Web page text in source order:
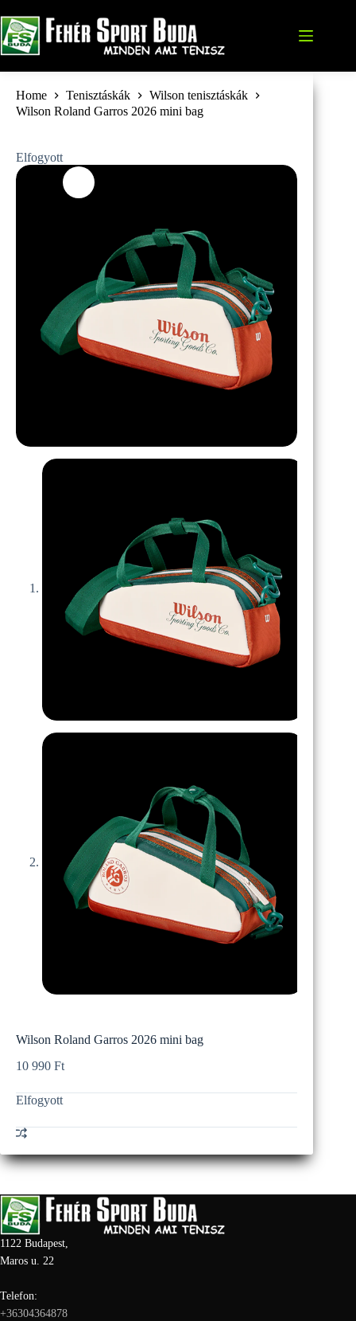
to
content
Home Tenisztáskák
Wilson tenisztáskák
Wilson Roland Garros 2026 mini bag
Elfogyott
Wilson Roland Garros 2026 mini bag
10 990 Ft
Elfogyott
1122 Budapest,
Maros u. 22
Telefon:
+36304364878